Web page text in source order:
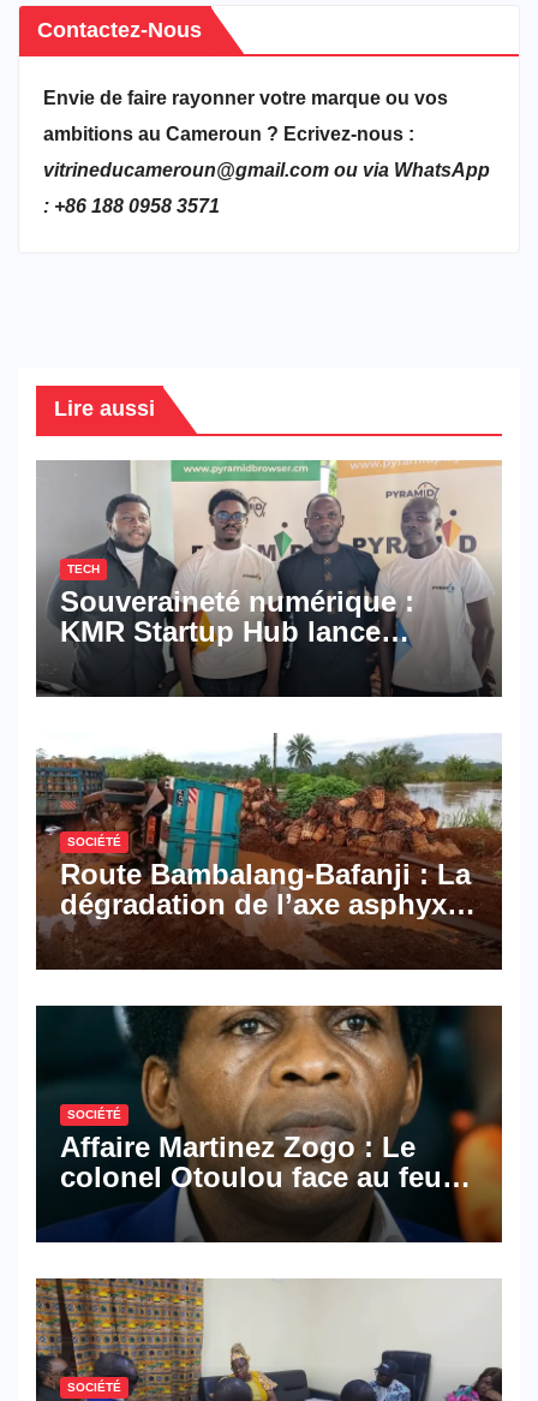
Contactez-Nous
Envie de faire rayonner votre marque ou vos
ambitions au Cameroun ? Ecrivez-nous :
vitrineducameroun@gmail.com ou via WhatsApp
: +86 188 0958 3571
Lire aussi
TECH
Souveraineté numérique :
KMR Startup Hub lance
Pyramid Browser et Pyramid
Mail, deux solutions
Cameroon
SOCIÉTÉ
Route Bambalang-Bafanji : La
dégradation de l’axe asphyxie
les activités économiques
SOCIÉTÉ
Affaire Martinez Zogo : Le
colonel Otoulou face au feu
croisé des avocats de la
défense
SOCIÉTÉ